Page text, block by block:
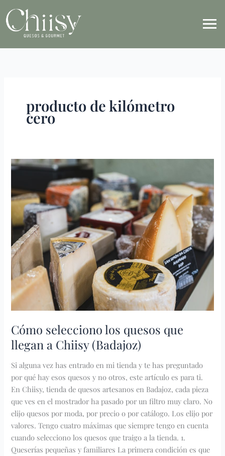
contenido
producto de kilómetro
cero
Cómo selecciono los quesos que
llegan a Chiisy (Badajoz)
Si alguna vez has entrado en mi tienda y te has preguntado
por qué hay esos quesos y no otros, este artículo es para ti.
En Chiisy, tienda de quesos artesanos en Badajoz, cada pieza
que ves en el mostrador ha pasado por un filtro muy claro. No
elijo quesos por moda, por precio o por catálogo. Los elijo por
valores. Tengo cuatro máximas que siempre tengo en cuenta
cuando selecciono los quesos que traigo a la tienda. 1.
Queserías pequeñas y familiares La primera condición es que
Cómo
los
quesos
que
llegan
Chiisy
(Badajoz)